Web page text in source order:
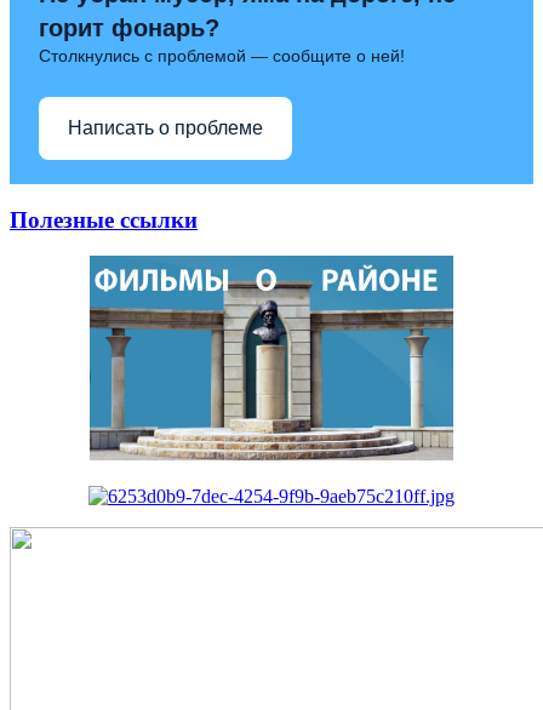
горит фонарь?
Столкнулись с проблемой — сообщите о ней!
Написать о проблеме
Полезные ссылки